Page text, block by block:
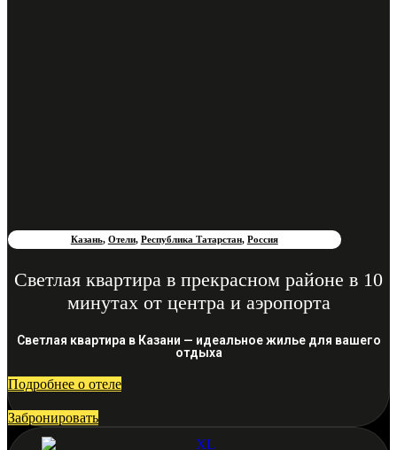
Казань, Отели, Республика Татарстан, Россия
Светлая квартира в прекрасном районе в 10
минутах от центра и аэропорта
Светлая квартира в Казани — идеальное жилье для вашего
отдыха
Подробнее о отеле
Забронировать